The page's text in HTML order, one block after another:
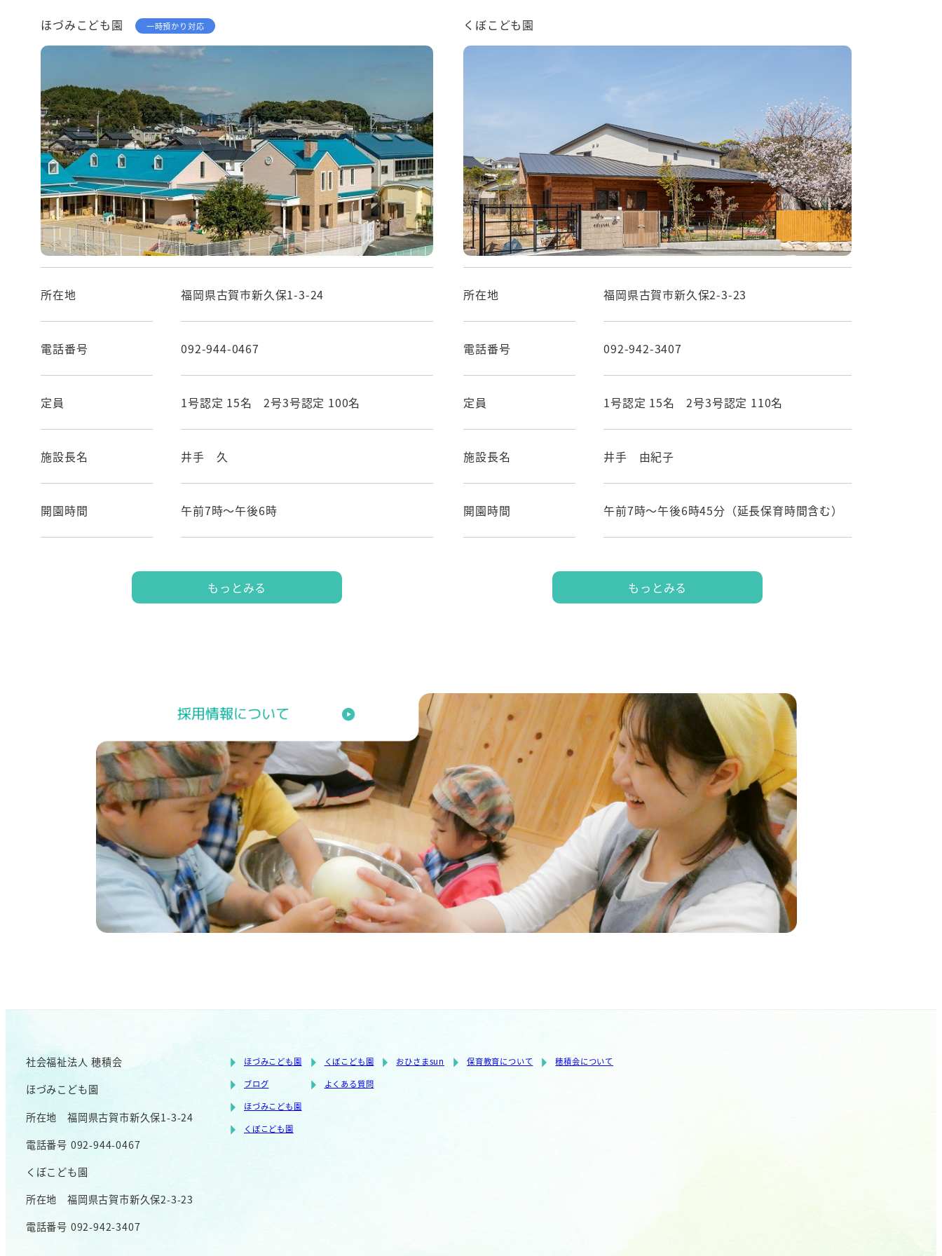
ほづみこども園 一時預かり対応
所在地 福岡県古賀市新久保1-3-24
電話番号 092-944-0467
定員 1号認定 15名 2号3号認定 100名
施設長名 井手 久
開園時間 午前7時～午後6時
もっとみる
くぼこども園
所在地 福岡県古賀市新久保2-3-23
電話番号 092-942-3407
定員 1号認定 15名 2号3号認定 110名
施設長名 井手 由紀子
開園時間 午前7時～午後6時45分（延長保育時間含む）
もっとみる
社会福祉法人 穂積会
ほづみこども園
所在地 福岡県古賀市新久保1-3-24
電話番号 092-944-0467
くぼこども園
所在地 福岡県古賀市新久保2-3-23
電話番号 092-942-3407
ほづみこども園 くぼこども園 おひさまsun 保育教育について
穂積会について
ブログ
ほづみこども園
くぼこども園
よくある質問